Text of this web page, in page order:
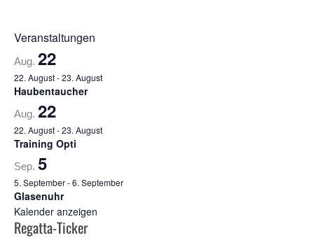
Veranstaltungen
Aug. 22
22. August-23. August
Haubentaucher
Aug. 22
22. August-23. August
Training Opti
Sep. 5
5. September-6. September
Glasenuhr
Kalender anzeigen
Regatta-Ticker